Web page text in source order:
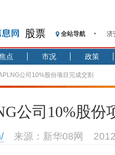
股票 全站导航
济
【
济
在
基
点 市况 政策
公司10%股份项目完成交割
公司10%股份
来源：新华08网